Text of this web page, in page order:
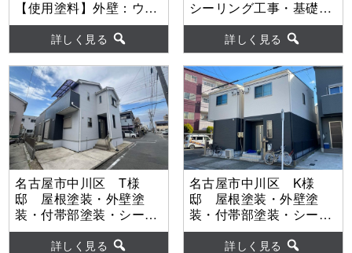
【使用塗料】外壁：ウル
トラSi
詳しく見る
シーリング工事・基礎巾
木塗装・ベランダ防水工
事 【使用塗料】外壁：
WBアート
詳しく見る
名古屋市中川区 T様
邸 屋根塗装・外壁塗
装・付帯部塗装・シーリ
ング工事・ベランダ防水
工事 【使用塗料】屋
詳しく見る
名古屋市中川区 K様
邸 屋根塗装・外壁塗
装・付帯部塗装・シーリ
ング工事・防水工事
【使用塗料】外壁：
詳しく見る